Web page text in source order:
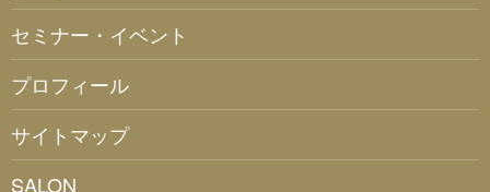
セミナー・イベント
プロフィール
サイトマップ
SALON